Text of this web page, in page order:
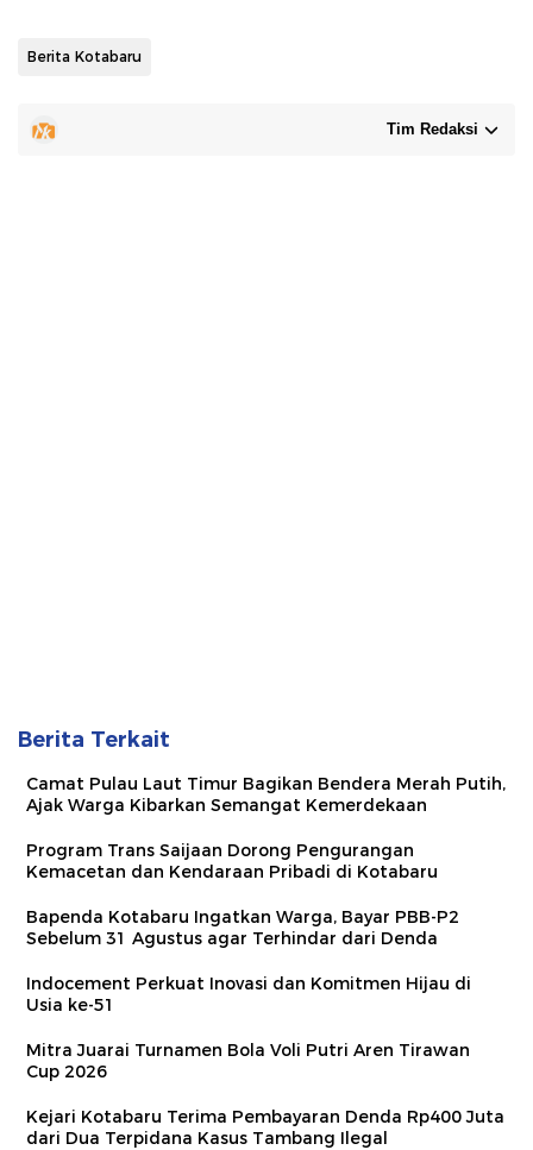
Berita Kotabaru
Tim Redaksi
Berita Terkait
Camat Pulau Laut Timur Bagikan Bendera Merah Putih,
Ajak Warga Kibarkan Semangat Kemerdekaan
Program Trans Saijaan Dorong Pengurangan
Kemacetan dan Kendaraan Pribadi di Kotabaru
Bapenda Kotabaru Ingatkan Warga, Bayar PBB-P2
Sebelum 31 Agustus agar Terhindar dari Denda
Indocement Perkuat Inovasi dan Komitmen Hijau di
Usia ke-51
Mitra Juarai Turnamen Bola Voli Putri Aren Tirawan
Cup 2026
Kejari Kotabaru Terima Pembayaran Denda Rp400 Juta
dari Dua Terpidana Kasus Tambang Ilegal